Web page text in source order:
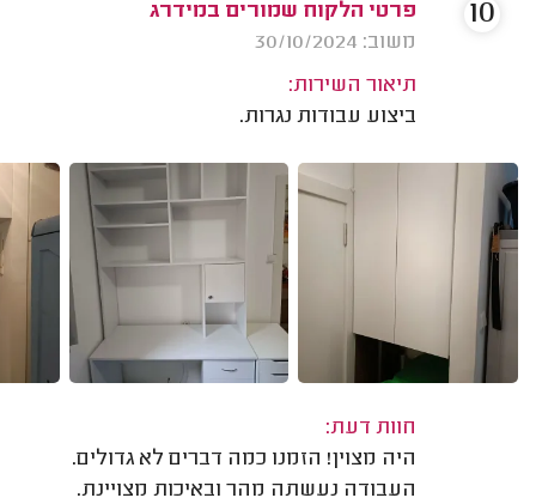
פרטי הלקוח שמורים במידרג
משוב: 30/10/2024
תיאור השירות:
ביצוע עבודות נגרות.
חוות דעת:
היה מצוין! הזמנו כמה דברים לא גדולים.
העבודה נעשתה מהר ובאיכות מצויינת.
10